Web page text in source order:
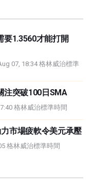
要1.3560才能打開
07, 18:34 格林威治標準
注突破100日SMA
格林威治標準時間
市場疲軟令美元承壓
格林威治標準時間